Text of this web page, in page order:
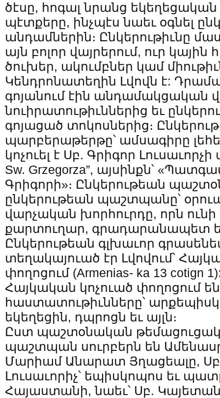
ծէսը, հոգալ նրանց եկեղեցական
պէտքերը, ինչպէս նաեւ օգնել
անդամներին։ Ընկերութիւնը
այն բոլոր վայրերում, ուր կային
ծուխեր, ակումբներ կամ
Կենդրոնատեղին Լվովն է:
գոյանում էին անդամակցական
նուիրատութիւններից եւ
գոյացած տոկոսներից։
պարբերաթերթը՝ ամսագիրը
կոչուել է Սբ. Գրիգոր Լուսաւորչի
Sw. Grzegorza”, այսինքն՝
Գրիգորի»։ Ընկերութեան
ընկերութեան պաշտպանը՝
վարչական խորհուրդը, որն
քարտուղար, գրադարանապետ
Ընկերութեան գլխաւոր
տեղակայուած էր Լվովում՝
փողոցում (Armenias- ka 13 cotign
Հայկական կոչուած փողոցում են
հաստատութիւնները՝
եկեղեցին, դպրոցն եւ այլն։
Ըստ պաշտօնական
պաշտպան սուրբերն են
Մարիամ Անարատ Յղացեալը,
Լուսաւորիչ՝ եպիսկոպոս եւ
Հայաստանի, նաեւ՝ Սբ.